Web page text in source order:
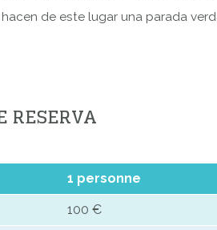
de este lugar una parada
RESERVA
1 personne
100 €